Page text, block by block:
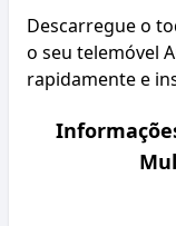
Descarregue o
o seu telemóvel
rapidamente e